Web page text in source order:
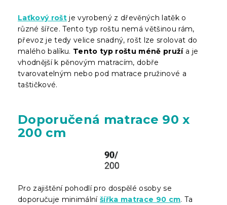
Laťkový rošt je vyrobený z dřevěných latěk o
různé šířce. Tento typ roštu nemá většinou rám,
převoz je tedy velice snadný, rošt lze srolovat do
malého balíku. Tento typ roštu méně pružía je
vhodnější k pěnovým matracím, dobře
tvarovatelným nebo pod matrace pružinové a
taštičkové.
Doporučená matrace 90 x
200 cm
Pro zajištění pohodlí pro dospělé osoby se
doporučuje minimální šířka matrace 90 cm. Ta